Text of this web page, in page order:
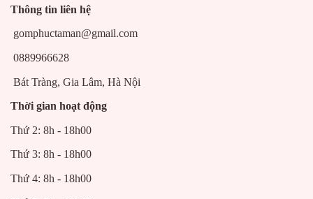
Thông tin liên hệ
gomphuctaman@gmail.com
0889966628
Bát Tràng, Gia Lâm, Hà Nội
Thời gian hoạt động
Thứ 2: 8h - 18h00
Thứ 3: 8h - 18h00
Thứ 4: 8h - 18h00